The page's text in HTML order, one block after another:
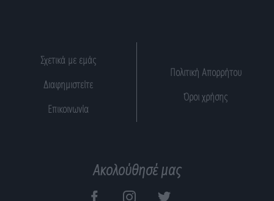
Σχετικά με εμάς
Διαφημιστείτε
Επικοινωνία
Πολιτική Απορρήτου
Όροι χρήσης
Ακολούθησέ μας